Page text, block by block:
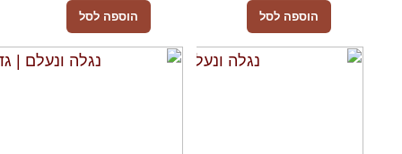
הוספה לסל הוספה לסל